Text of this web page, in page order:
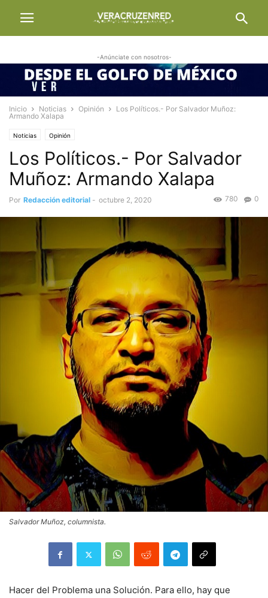
-Anúnciate con nosotros-
Inicio Noticias Opinión
Los Políticos.- Por Salvador Muñoz:
Armando Xalapa
Noticias Opinión
Los Políticos.- Por Salvador
Muñoz: Armando Xalapa
Por Redacción editorial - octubre 2, 2020 0
780
Salvador Muñoz, columnista.
Hacer del Problema una Solución. Para ello, hay que